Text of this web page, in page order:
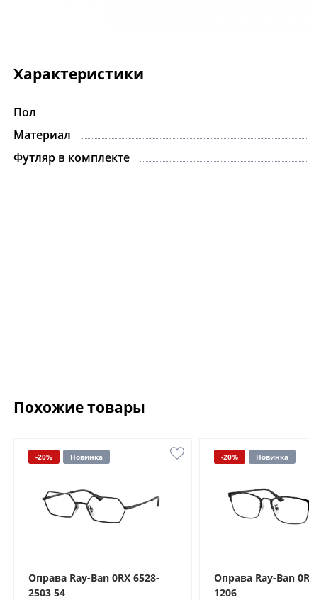
Характеристики
Пол
Материал
Футляр в комплекте
Похожие товары
-20% Новинка
Оправа Ray-Ban 0RX 6528-
2503 54
-20% Новинка
Оправа Ray-Ban
1206